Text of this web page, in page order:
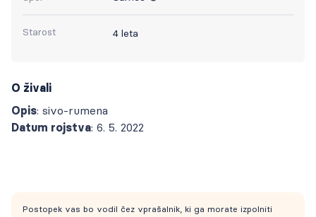
Starost 4 leta
O živali
Opis: sivo-rumena
Datum rojstva: 6. 5. 2022
Postopek vas bo vodil čez vprašalnik, ki ga morate izpolniti